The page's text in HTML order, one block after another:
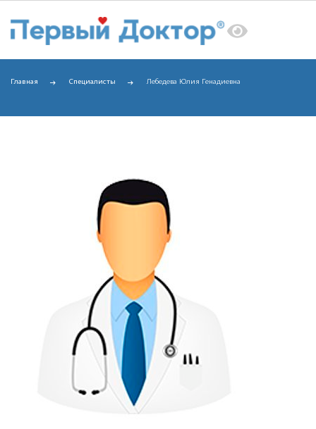
Главная Специалисты Лебедева Юлия Генадиевна